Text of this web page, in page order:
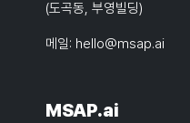
(도곡동, 부영빌딩)
메일: hello@msap.ai
MSAP.ai